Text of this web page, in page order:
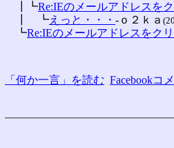
┃┗Re:IEのメールアドレスを
┃　┗えっと・・・ -ｏ２ｋａ
┗Re:IEのメールアドレスをク
「何か一言」を読む Facebookコ